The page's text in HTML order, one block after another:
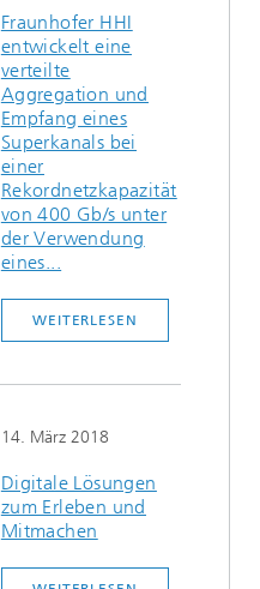
Fraunhofer HHI
entwickelt eine
verteilte
Aggregation und
Empfang eines
Superkanals bei
einer
Rekordnetzkapazität
von 400 Gb/s unter
der Verwendung
eines...
WEITERLESEN
14. März 2018
Digitale Lösungen
zum Erleben und
Mitmachen